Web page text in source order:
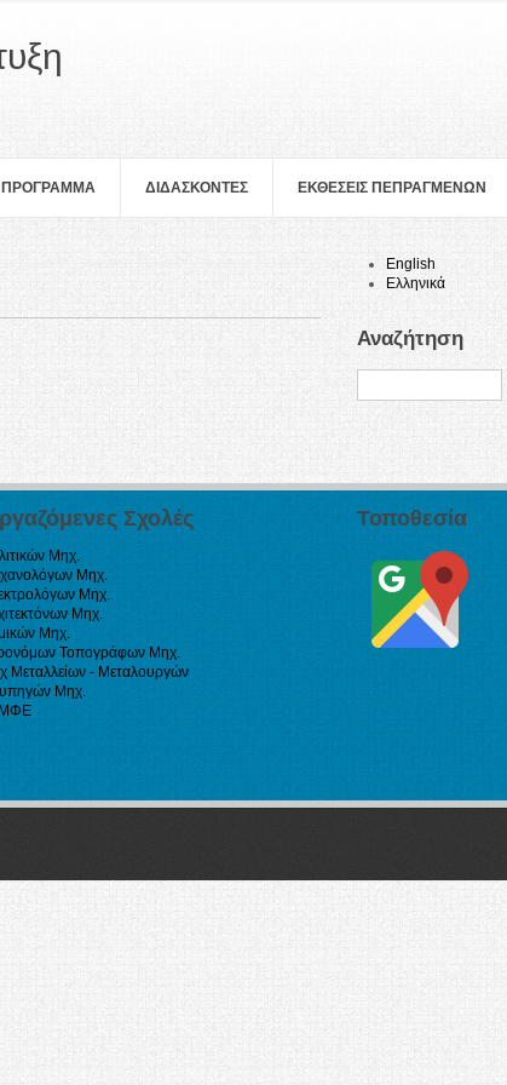
ΠΡOΓΡΑΜΜΑ ΔΙΔΑΣΚΟΝΤΕΣ ΕΚΘΕΣΕΙΣ ΠΕΠΡΑΓΜΕΝΩΝ
English
Ελληνικά
Αναζήτηση
Σχολές
Μηχ.
Μηχ.
Μηχ.
Μηχ.
Μηχ.
Τοπογράφων Μηχ.
Μεταλλείων - Μεταλουργών
Μηχ.
Τοποθεσία